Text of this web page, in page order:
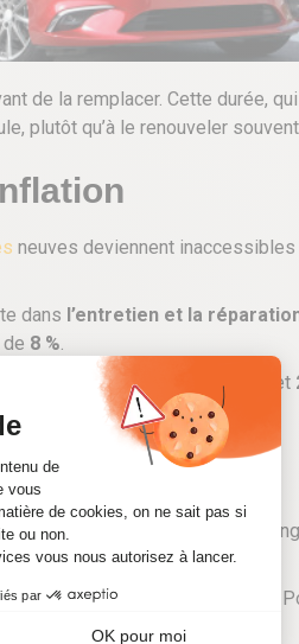
de la remplacer. Cette durée,
plutôt qu’à le renouveler
neuves deviennent
dans l’entretien et la
8 %.
d’une révision varie entre
et
200 000 auparavant
. Ce
permettent d’économiser.